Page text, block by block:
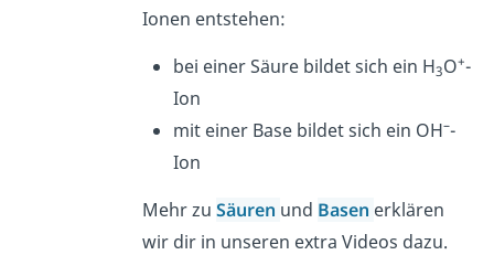
Ionen entstehen:
bei einer Säure bildet sich ein H3O+-
Ion
mit einer Base bildet sich ein OH–-
Ion
Mehr zuSäuren und Basen erklären
wir dir in unseren extra Videos dazu.